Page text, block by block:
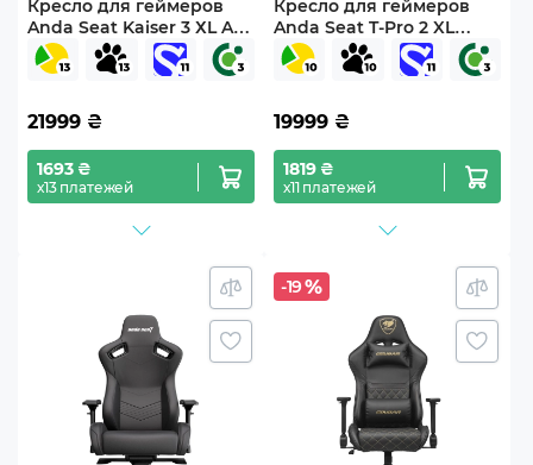
Кресло для геймеров
Anda Seat Kaiser 3 ХL Ash
Grey (AD12YDC-XL-01-G-
PV/F)
21999 ₴
1693 ₴
х13 платежей
Кресло для геймеров
Anda Seat T-Pro 2 XL
Black
19999 ₴
1819 ₴
х11 платежей
-19